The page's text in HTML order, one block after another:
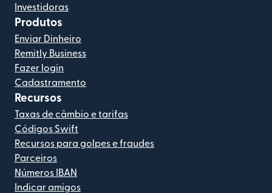
Investidoras
Produtos
Enviar Dinheiro
Remitly Business
Fazer login
Cadastramento
Recursos
Taxas de câmbio e tarifas
Códigos Swift
Recursos para golpes e fraudes
Parceiros
Números IBAN
Indicar amigos